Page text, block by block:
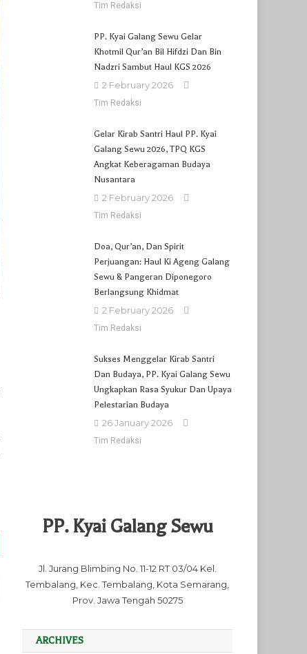
Tim Redaksi
PP. Kyai Galang Sewu Gelar
Khotmil Qur’an Bil Hifdzi Dan Bin
Nadzri Sambut Haul KGS 2026
2 February 2026
Tim Redaksi
Gelar Kirab Santri Haul PP. Kyai
Galang Sewu 2026, TPQ KGS
Angkat Keberagaman Budaya
Nusantara
2 February 2026
Tim Redaksi
Doa, Qur’an, Dan Spirit
Perjuangan: Haul Ki Ageng Galang
Sewu & Pangeran Diponegoro
Berlangsung Khidmat
2 February 2026
Tim Redaksi
Sukses Menggelar Kirab Santri
Dan Budaya, PP. Kyai Galang Sewu
Ungkapkan Rasa Syukur Dan Upaya
Pelestarian Budaya
26 January 2026
Tim Redaksi
PP. Kyai Galang Sewu
Jl. Jurang Blimbing No. 11-12 RT 03/04 Kel.
Tembalang, Kec. Tembalang, Kota Semarang,
Prov. Jawa Tengah 50275
ARCHIVES